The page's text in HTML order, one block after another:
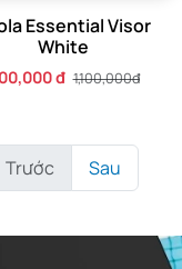
Essential Visor
White
đ 1,100,000đ
Trước Sau